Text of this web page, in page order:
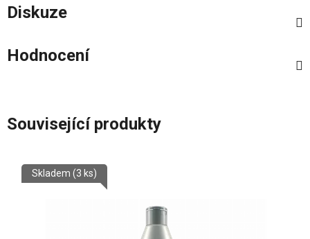
Diskuze
Hodnocení
Související produkty
Skladem (3 ks)